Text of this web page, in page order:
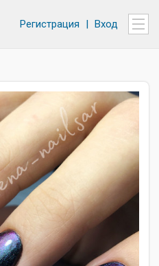
Регистрация | Вход